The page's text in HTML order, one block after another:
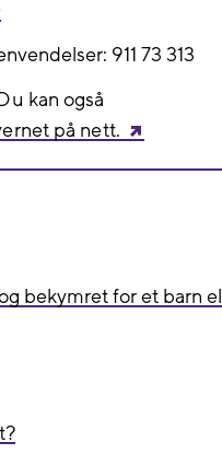
911 73 313
kan også
på nett.
bekymret for et barn